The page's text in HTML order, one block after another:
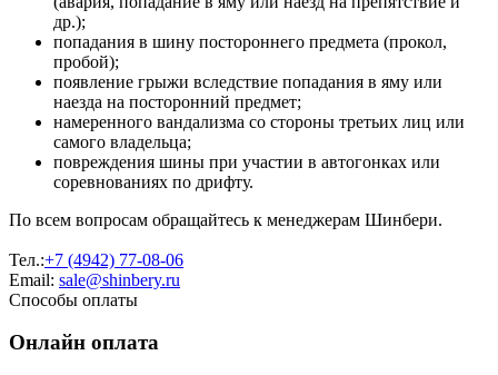
др.);
попадания в шину постороннего предмета (прокол,
пробой);
появление грыжи вследствие попадания в яму или
наезда на посторонний предмет;
намеренного вандализма со стороны третьих лиц или
самого владельца;
повреждения шины при участии в автогонках или
соревнованиях по дрифту.
По всем вопросам обращайтесь к менеджерам Шинбери.
Тел.:+7 (4942) 77-08-06
Email: sale@shinbery.ru
Способы оплаты
Онлайн оплата